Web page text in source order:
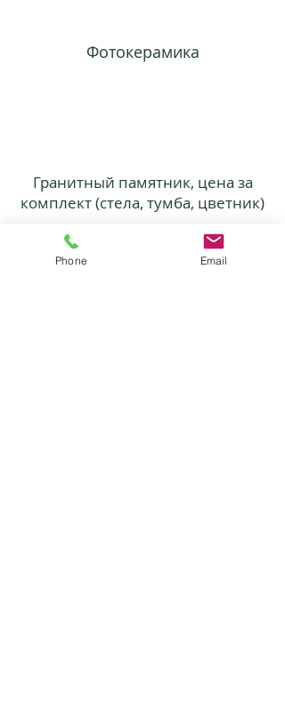
Фотокерамика
Гранитный памятник, цена за
комплект (стела, тумба, цветник)
Phone Email